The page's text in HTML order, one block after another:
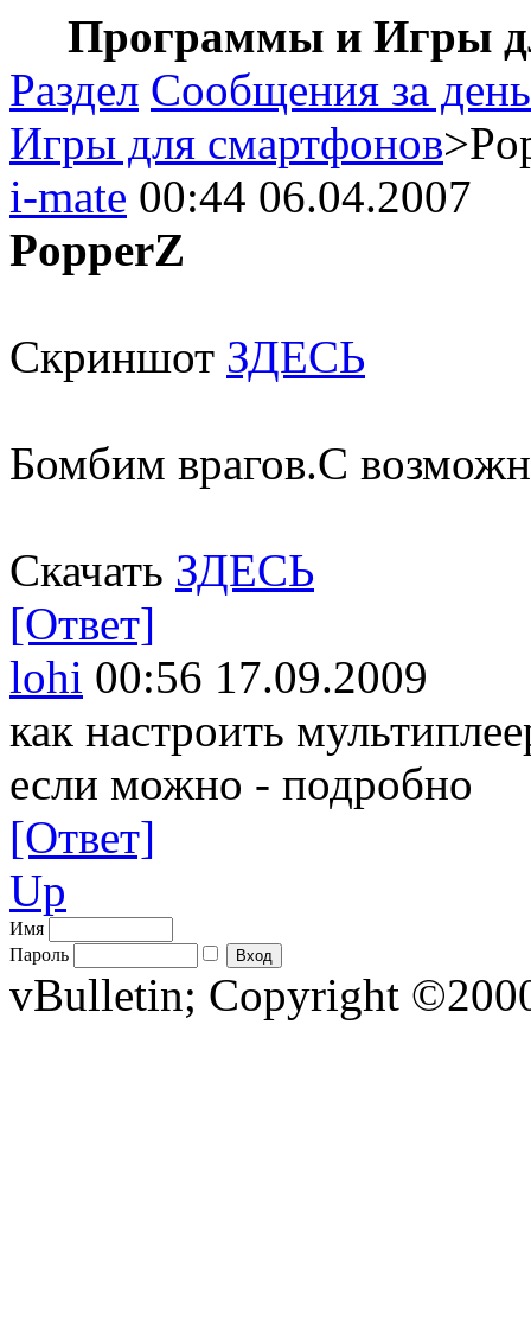
Программы и Игры
Раздел Сообщения за день
Игры для смартфонов
i-mate 00:44 06.04.2007
PopperZ
Скриншот ЗДЕСЬ
Бомбим врагов.С
Скачать ЗДЕСЬ
[Ответ]
lohi 00:56 17.09.2009
как настроить
если можно - подробно
[Ответ]
Up
Имя
Пароль
vBulletin; Copyright